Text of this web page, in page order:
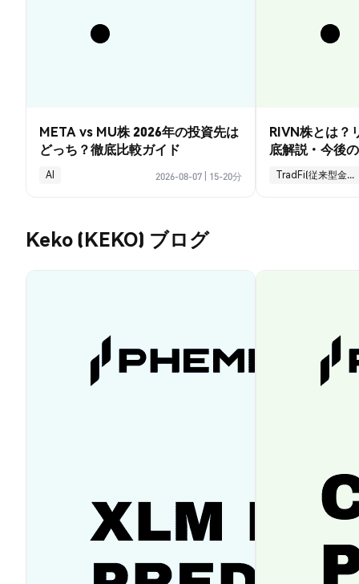
META vs MU株 2026年の投資先は
どっち？徹底比較ガイド
AI 2026-08-07 15-20分
RIVN株とは？
底解説・今後
TradFi(従来型金融)
Keko (KEKO) ブログ